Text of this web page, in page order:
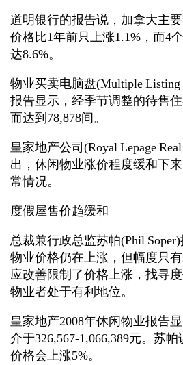
道明银行的报告说，加拿大主
价格比1年前只上涨1.1%，而4
达8.6%。
物业买卖电脑盘(Multiple Listing
报告显示，经季节调整的待售
而达到78,878间。
皇家地产公司(Royal Lepage
出，休闲物业涨价程度缓和下
常情况。
度假屋售价趋缓和
总裁兼行政总监苏帕(Phil
物业价格仍在上涨，但幅度只
应改善限制了价格上涨，找寻
物业者处于有利地位。
皇家地产2008年休闲物业报告
介于326,567-1,066,389元。苏
价格会上涨5%。